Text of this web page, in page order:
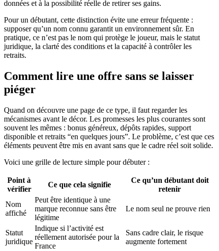
données et à la possibilité réelle de retirer ses gains.
Pour un débutant, cette distinction évite une erreur fréquente :
supposer qu’un nom connu garantit un environnement sûr. En
pratique, ce n’est pas le nom qui protège le joueur, mais le statut
juridique, la clarté des conditions et la capacité à contrôler les
retraits.
Comment lire une offre sans se laisser
piéger
Quand on découvre une page de ce type, il faut regarder les
mécanismes avant le décor. Les promesses les plus courantes sont
souvent les mêmes : bonus généreux, dépôts rapides, support
disponible et retraits “en quelques jours”. Le problème, c’est que ces
éléments peuvent être mis en avant sans que le cadre réel soit solide.
Voici une grille de lecture simple pour débuter :
Point à
vérifier
Ce que cela signifie
Ce qu’un débutant doit
retenir
Nom
affiché
Peut être identique à une
marque reconnue sans être
légitime
Le nom seul ne prouve rien
Statut
juridique
Indique si l’activité est
réellement autorisée pour la
France
Sans cadre clair, le risque
augmente fortement